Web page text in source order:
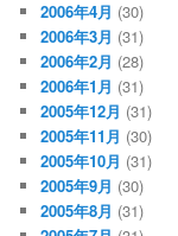
2006年4月 (30)
2006年3月 (31)
2006年2月 (28)
2006年1月 (31)
2005年12月 (31)
2005年11月 (30)
2005年10月 (31)
2005年9月 (30)
2005年8月 (31)